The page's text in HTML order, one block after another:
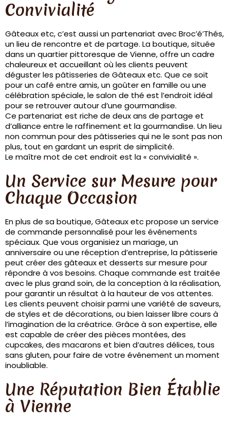
Convivialité
Gâteaux etc, c’est aussi un partenariat avec Broc’é’Thés,
un lieu de rencontre et de partage. La boutique, située
dans un quartier pittoresque de Vienne, offre un cadre
chaleureux et accueillant où les clients peuvent
déguster les pâtisseries de Gâteaux etc. Que ce soit
pour un café entre amis, un goûter en famille ou une
célébration spéciale, le salon de thé est l’endroit idéal
pour se retrouver autour d’une gourmandise.
Ce partenariat est riche de deux ans de partage et
d’alliance entre le raffinement et la gourmandise. Un lieu
non commun pour des pâtisseries qui ne le sont pas non
plus, tout en gardant un esprit de simplicité.
Le maître mot de cet endroit est la « convivialité ».
Un Service sur Mesure pour
Chaque Occasion
En plus de sa boutique, Gâteaux etc propose un service
de commande personnalisé pour les événements
spéciaux. Que vous organisiez un mariage, un
anniversaire ou une réception d’entreprise, la pâtisserie
peut créer des gâteaux et desserts sur mesure pour
répondre à vos besoins. Chaque commande est traitée
avec le plus grand soin, de la conception à la réalisation,
pour garantir un résultat à la hauteur de vos attentes.
Les clients peuvent choisir parmi une variété de saveurs,
de styles et de décorations, ou bien laisser libre cours à
l’imagination de la créatrice. Grâce à son expertise, elle
est capable de créer des pièces montées, des
cupcakes, des macarons et bien d’autres délices, tous
sans gluten, pour faire de votre événement un moment
inoubliable.
Une Réputation Bien Établie
à Vienne